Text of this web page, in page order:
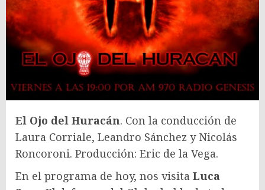
El Ojo del Huracán. Con la conducción de
Laura Corriale, Leandro Sánchez y Nicolás
Roncoroni. Producción: Eric de la Vega.
En el programa de hoy, nos visita Luca